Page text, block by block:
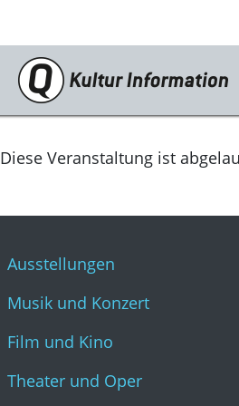
Veranstaltungen
Ausstellungen
Theater und Oper
Literatur
Diese Veranstaltung ist
Ausstellungen
Musik und Konzert
Film und Kino
Theater und Oper